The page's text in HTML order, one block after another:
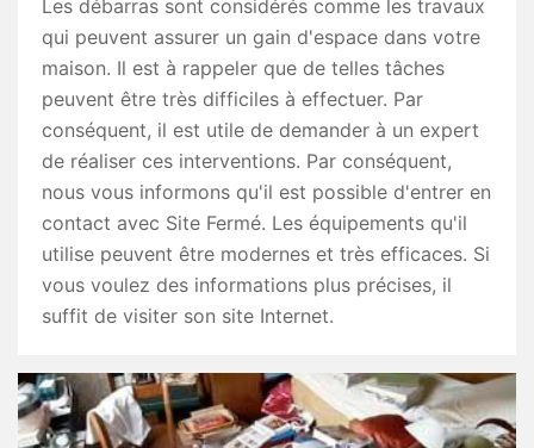
Les débarras sont considérés comme les travaux
qui peuvent assurer un gain d'espace dans votre
maison. Il est à rappeler que de telles tâches
peuvent être très difficiles à effectuer. Par
conséquent, il est utile de demander à un expert
de réaliser ces interventions. Par conséquent,
nous vous informons qu'il est possible d'entrer en
contact avec Site Fermé. Les équipements qu'il
utilise peuvent être modernes et très efficaces. Si
vous voulez des informations plus précises, il
suffit de visiter son site Internet.